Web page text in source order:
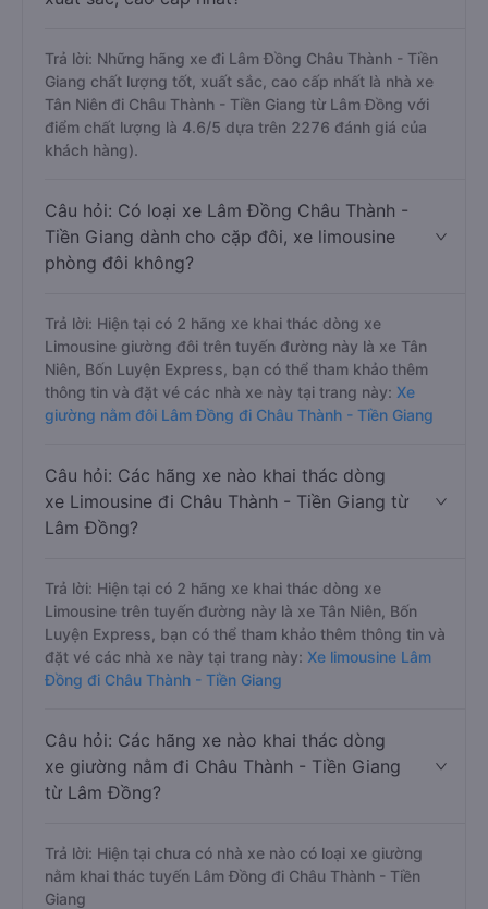
Trả lời: Những hãng xe đi Lâm Đồng Châu Thành - Tiền
Giang chất lượng tốt, xuất sắc, cao cấp nhất là nhà xe
Tân Niên đi Châu Thành - Tiền Giang từ Lâm Đồng với
điểm chất lượng là 4.6/5 dựa trên 2276 đánh giá của
khách hàng).
Câu hỏi: Có loại xe Lâm Đồng Châu Thành -
Tiền Giang dành cho cặp đôi, xe limousine
phòng đôi không?
Trả lời: Hiện tại có 2 hãng xe khai thác dòng xe
Limousine giường đôi trên tuyến đường này là xe Tân
Niên, Bốn Luyện Express, bạn có thể tham khảo thêm
thông tin và đặt vé các nhà xe này tại trang này: Xe
giường nằm đôi Lâm Đồng đi Châu Thành - Tiền Giang
Câu hỏi: Các hãng xe nào khai thác dòng
xe Limousine đi Châu Thành - Tiền Giang từ
Lâm Đồng?
Trả lời: Hiện tại có 2 hãng xe khai thác dòng xe
Limousine trên tuyến đường này là xe Tân Niên, Bốn
Luyện Express, bạn có thể tham khảo thêm thông tin và
đặt vé các nhà xe này tại trang này: Xe limousine Lâm
Đồng đi Châu Thành - Tiền Giang
Câu hỏi: Các hãng xe nào khai thác dòng
xe giường nằm đi Châu Thành - Tiền Giang
từ Lâm Đồng?
Trả lời: Hiện tại chưa có nhà xe nào có loại xe giường
nằm khai thác tuyến Lâm Đồng đi Châu Thành - Tiền
Giang